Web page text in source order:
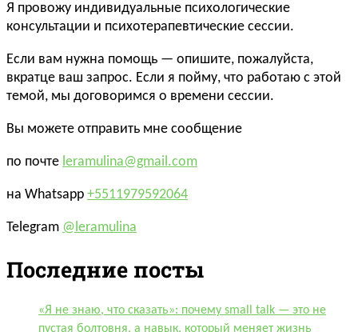
Я провожу индивидуальные психологические
консультации и психотерапевтические сессии.
Если вам нужна помощь — опишите, пожалуйста,
вкратце ваш запрос. Если я пойму, что работаю с этой
темой, мы договоримся о времени сессии.
Вы можете отправить мне сообщение
по почте leramulina@gmail.com
на Whatsapp +5511979592064
Telegram @leramulina
Последние посты
«Я не знаю, что сказать»: почему small talk — это не
пустая болтовня, а навык, который меняет жизнь